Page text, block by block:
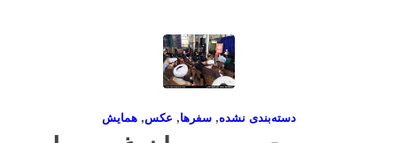
دسته‌بندی نشده,سفرها, عکس,همايش